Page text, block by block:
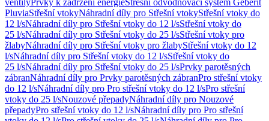
ventilyPrvky k zadržení energieStřešní odvodňovací systém Geberit
PluviaStřešní vtokyNáhradní díly pro Střešní vtokyStřešní vtoky do
12 l/sNáhradní díly pro Střešní vtoky do 12 l/sStřešní vtoky do
25 l/sNáhradní díly pro Střešní vtoky do 25 l/sStřešní vtoky pro
žlabyNáhradní díly pro Střešní vtoky pro žlabyStřešní vtoky do 12
l/sNáhradní díly pro Střešní vtoky do 12 l/sStřešní vtoky do
25 l/sNáhradní díly pro Střešní vtoky do 25 l/sPrvky parotěsných
zábranNáhradní díly pro Prvky parotěsných zábranPro střešní vtoky
do 12 l/sNáhradní díly pro Pro střešní vtoky do 12 l/sPro střešní
vtoky do 25 l/sNouzové přepadyNáhradní díly pro Nouzové
přepadyPro střešní vtoky do 12 l/sNáhradní díly pro Pro střešní